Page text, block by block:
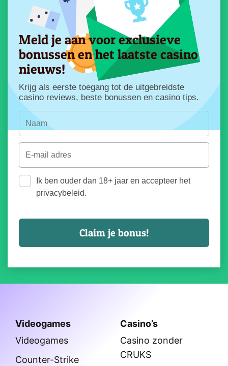
Meld je aan voor exclusieve
bonussen en het laatste casino
nieuws!
Krijg als eerste toegang tot de uitgebreidste
casino reviews, beste bonussen en casino tips.
Ik ben ouder dan 18+ jaar en accepteer het
privacybeleid.
Videogames
Videogames
Counter-Strike
Casino’s
Casino zonder
CRUKS